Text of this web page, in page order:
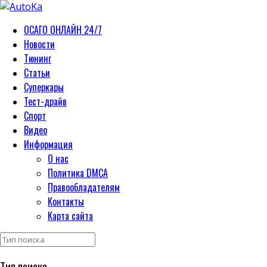
ОСАГО ОНЛАЙН 24/7
Новости
Тюнинг
Статьи
Суперкары
Тест-драйв
Спорт
Видео
Информация
О нас
Политика DMCA
Правообладателям
Контакты
Карта сайта